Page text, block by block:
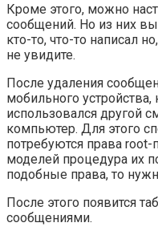
Кроме этого, можно
сообщений. Но из них вы
кто-то, что-то написал
не увидите.
После удаления
мобильного
использовался другой
компьютер. Для этого
потребуются права
моделей процедура их
подобные права, то
После этого появится
сообщениями.